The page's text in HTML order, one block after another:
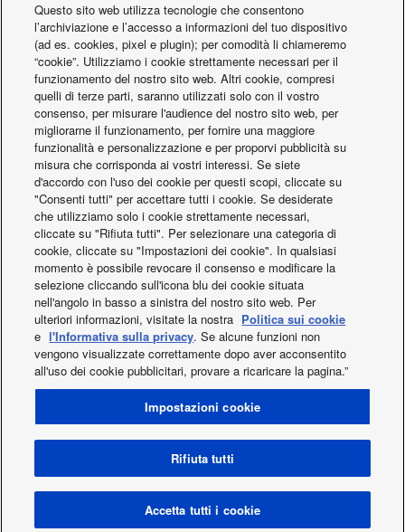
Kit di connessione UTA
per ECOi ed ECO G
Facebook Instagram Youtube
LinkedIn
Chi siamo
Contattaci
Mappa del sito
Condizioni generali di utilizzo
Privacy policy
Data act Novità
Area / Country
Modello di Organizzazione Gestione e Controllo (PHVACIT)
Copyright © 2026 Panasonic Italia Branch Office of Panasonic
Marketing Europe GmbH. Tutti i diritti sono riservati. P.IVA:
Questo sito web utilizza tecnologie che consentono
l’archiviazione e l’accesso a informazioni del tuo dispositivo
(ad es. cookies, pixel e plugin); per comodità li chiameremo
“cookie”. Utilizziamo i cookie strettamente necessari per il
funzionamento del nostro sito web. Altri cookie, compresi
quelli di terze parti, saranno utilizzati solo con il vostro
consenso, per misurare l'audience del nostro sito web, per
migliorarne il funzionamento, per fornire una maggiore
funzionalità e personalizzazione e per proporvi pubblicità su
misura che corrisponda ai vostri interessi. Se siete
d'accordo con l'uso dei cookie per questi scopi, cliccate su
"Consenti tutti" per accettare tutti i cookie. Se desiderate
che utilizziamo solo i cookie strettamente necessari,
cliccate su "Rifiuta tutti". Per selezionare una categoria di
cookie, cliccate su "Impostazioni dei cookie". In qualsiasi
momento è possibile revocare il consenso e modificare la
selezione cliccando sull'icona blu dei cookie situata
nell'angolo in basso a sinistra del nostro sito web. Per
ulteriori informazioni, visitate la nostra Politica sui cookie
e l'Informativa sulla privacy. Se alcune funzioni non
vengono visualizzate correttamente dopo aver acconsentito
all'uso dei cookie pubblicitari, provare a ricaricare la pagina.”
Impostazioni cookie
Rifiuta tutti
Accetta tutti i cookie